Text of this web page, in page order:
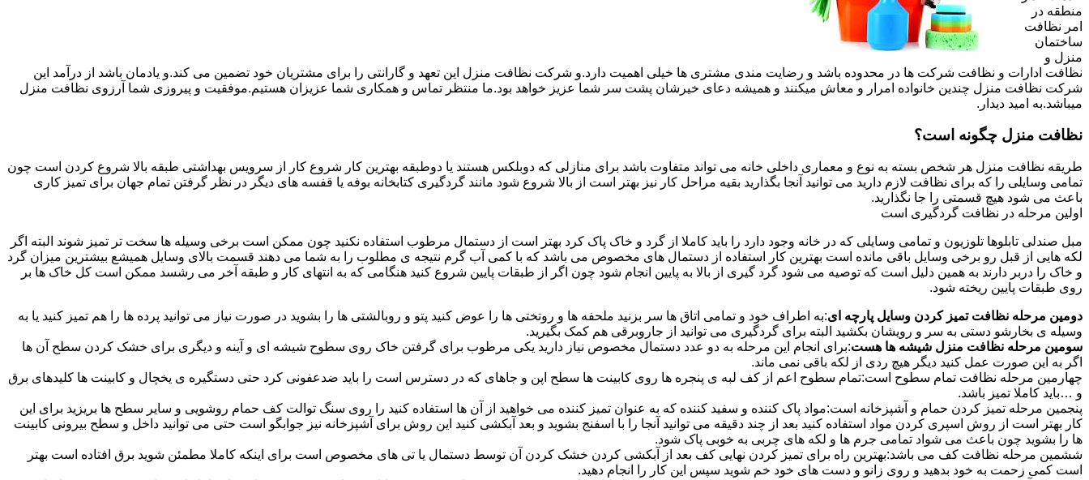
منطقه در
امر نظافت
ساختمان
منزل و
نظافت ادارات و نظافت شرکت ها در محدوده باشد و رضایت مندی مشتری ها خیلی اهمیت دارد.و شرکت نظافت منزل این تعهد و گارانتی را برای مشتریان خود تضمین می کند.و یادمان باشد از درآمد این
شرکت نظافت منزل چندین خانواده امرار و معاش میکنند و همیشه دعای خیرشان پشت سر شما عزیز خواهد بود.ما منتظر تماس و همکاری شما عزیزان هستیم.موفقیت و پیروزی شما آرزوی نظافت منزل
میباشد.به امید دیدار.
نظافت منزل چگونه است؟
طریقه نظافت منزل هر شخص بسته به نوع و معماری داخلی خانه می تواند متفاوت باشد برای منازلی که دوبلکس هستند یا دوطبقه بهترین کار شروع کار از سرویس بهداشتی طبقه بالا شروع کردن است چون
تمامی وسایلی را که برای نظافت لازم دارید می توانید آنجا بگذارید بقیه مراحل کار نیز بهتر است از بالا شروع شود مانند گردگیری کتابخانه بوفه یا قفسه های دیگر در نظر گرفتن تمام جهان برای تمیز کاری
باعث می شود هیچ قسمتی را جا نگذارید.
اولین مرحله در نظافت گردگیری است
مبل صندلی تابلوها تلوزیون و تمامی وسایلی که در خانه وجود دارد را باید کاملا از گرد و خاک پاک کرد بهتر است از دستمال مرطوب استفاده نکنید چون ممکن است برخی وسیله ها سخت تر تمیز شوند البته اگر
لکه هایی از قبل رو برخی وسایل باقی مانده است بهترین کار استفاده از دستمال های مخصوص می باشد که با کمی آب گرم نتیجه ی مطلوب را به شما می دهند قسمت بالای وسایل همیشع بیشترین میزان گرد
و خاک را دربر دارند به همین دلیل است که توصیه می شود گرد گیری از بالا به پایین انجام شود چون اگر از طبقات پایین شروع کنید هنگامی که به انتهای کار و طبقه آخر می رشسد ممکن است کل خاک ها بر
روی طبقات پایین ریخته شود.
دومین مرحله نظافت تمیز کردن وسایل پارچه ای:به اطراف خود و تمامی اتاق ها سر بزنید ملحفه ها و روتختی ها را عوض کنید پتو و روبالشتی ها را بشوید در صورت نیاز می توانید پرده ها را هم تمیز کنید یا به
وسیله ی بخارشو دستی به سر و رویشان بکشید البته برای گردگیری می توانید از جاروبرقی هم کمک بگیرید.
سومین مرحله نظافت منزل شیشه ها هست:برای انجام این مرحله به دو عدد دستمال مخصوص نیاز دارید یکی مرطوب برای گرفتن خاک روی سطوح شیشه ای و آینه و دیگری برای خشک کردن سطح آن ها
اگر به این صورت عمل کنید دیگر هیچ ردی از لکه باقی نمی ماند.
چهارمین مرحله نظافت تمام سطوح است:تمام سطوح اعم از کف لبه ی پنجره ها روی کابینت ها سطح اپن و جاهای که در دسترس است را باید ضدعفونی کرد حتی دستگیره ی یخچال و کابینت ها کلیدهای برق
و …باید کاملا تمیز باشد.
پنجمین مرحله تمیز کردن حمام و آشپزخانه است:مواد پاک کننده و سفید کننده که به عنوان تمیز کننده می خواهید از آن ها استفاده کنید را روی سنگ توالت کف حمام روشویی و سایر سطح ها بریزید برای این
کار بهتر است از روش اسپری کردن مواد استفاده کنید بعد از چند دقیقه می توانید آنجا را با اسفنج بشوید و بعد آبکشی کنید این روش برای آشپزخانه نیز جوابگو است حتی می توانید داخل و سطح بیرونی کابینت
ها را بشوید چون باعث می شواد تمامی جرم ها و لکه های چربی به خوبی پاک شود.
ششمین مرحله نظافت کف می باشد:بهترین راه برای تمیز کردن نهایی کف بعد از آبکشی کردن خشک کردن آن توسط دستمال یا تی های مخصوص است برای اینکه کاملا مطمئن شوید برق افتاده است بهتر
است کمی زحمت به خود بدهید و روی زانو و دست های خود خم شوید سپس این کار را انجام دهید.